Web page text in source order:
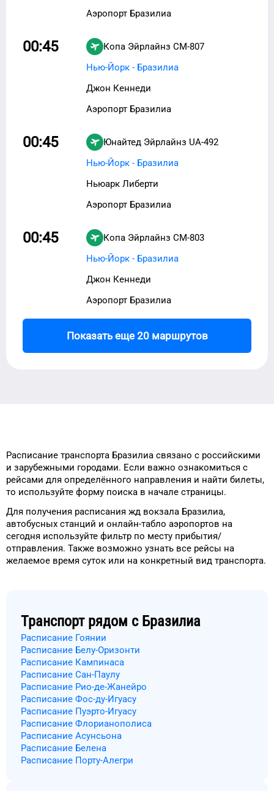
Аэропорт Бразилиа
00:45 Копа Эйрлайнз CM-807
Нью-Йорк - Бразилиа
Джон Кеннеди
Аэропорт Бразилиа
00:45 Юнайтед Эйрлайнз UA-492
Нью-Йорк - Бразилиа
Ньюарк Либерти
Аэропорт Бразилиа
00:45 Копа Эйрлайнз CM-803
Нью-Йорк - Бразилиа
Джон Кеннеди
Аэропорт Бразилиа
Показать еще 20 маршрутов
Расписание транспорта Бразилиа связано с российскими
и зарубежными городами. Если важно ознакомиться с
рейсами для определённого направления и найти билеты,
то используйте форму поиска в начале страницы.
Для получения расписания жд вокзала Бразилиа,
автобусных станций и онлайн-табло аэропортов на
сегодня используйте фильтр по месту прибытия/
отправления. Также возможно узнать все рейсы на
желаемое время суток или на конкретный вид транспорта.
Транспорт рядом с Бразилиа
Расписание Гоянии
Расписание Белу-Оризонти
Расписание Кампинаса
Расписание Сан-Паулу
Расписание Рио-де-Жанейро
Расписание Фос-ду-Игуасу
Расписание Пуэрто-Игуасу
Расписание Флорианополиса
Расписание Асунсьона
Расписание Белена
Расписание Порту-Алегри